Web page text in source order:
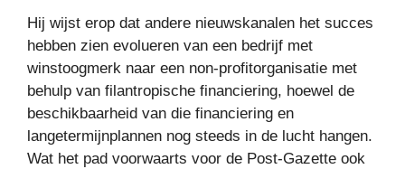
Hij wijst erop dat andere nieuwskanalen het succes
hebben zien evolueren van een bedrijf met
winstoogmerk naar een non-profitorganisatie met
behulp van filantropische financiering, hoewel de
beschikbaarheid van die financiering en
langetermijnplannen nog steeds in de lucht hangen.
Wat het pad voorwaarts voor de Post-Gazette ook